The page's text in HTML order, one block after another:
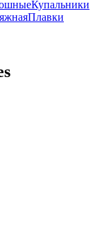
Купальники
Плавки